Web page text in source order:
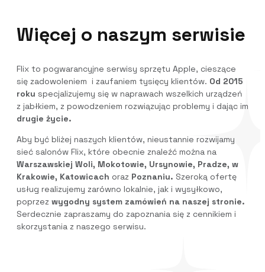
Więcej o naszym serwisie
Flix to pogwarancyjne serwisy sprzętu Apple, cieszące
się zadowoleniem i zaufaniem tysięcy klientów. Od 2015
roku specjalizujemy się w naprawach wszelkich urządzeń
z jabłkiem, z powodzeniem rozwiązując problemy i dając im
drugie życie.
Aby być bliżej naszych klientów, nieustannie rozwijamy
sieć salonów Flix, które obecnie znaleźć można na
Warszawskiej Woli, Mokotowie, Ursynowie, Pradze, w
Krakowie, Katowicach oraz Poznaniu. Szeroką ofertę
usług realizujemy zarówno lokalnie, jak i wysyłkowo,
poprzez wygodny system zamówień na naszej stronie.
Serdecznie zapraszamy do zapoznania się z cennikiem i
skorzystania z naszego serwisu.